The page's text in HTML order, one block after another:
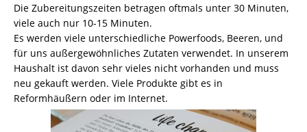
Die Zubereitungszeiten betragen oftmals unter 30 Minuten,
viele auch nur 10-15 Minuten.
Es werden viele unterschiedliche Powerfoods, Beeren, und
für uns außergewöhnliches Zutaten verwendet. In unserem
Haushalt ist davon sehr vieles nicht vorhanden und muss
neu gekauft werden. Viele Produkte gibt es in
Reformhäußern oder im Internet.